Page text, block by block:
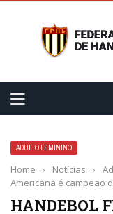
ADULTO FEMININO
Home › Notícias ›
Americana é campeão
HANDEBOL